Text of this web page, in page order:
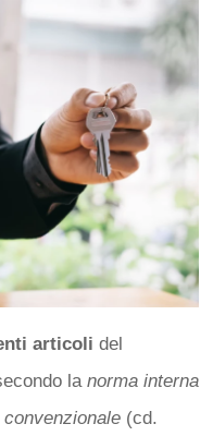
articoli del
la norma interna
(cd.